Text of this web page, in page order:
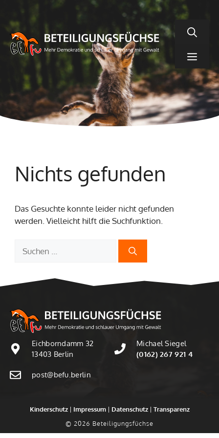
springen
Nichts gefunden
Das Gesuchte konnte leider nicht gefunden
werden. Vielleicht hilft die Suchfunktion.
nach:
Eichborndamm 32
13403 Berlin
Michael Siegel
(0162) 267 921 4
post@befu.berlin
Kinderschutz| Impressum| Datenschutz| Transparenz
© 2026 Beteiligungsfüchse